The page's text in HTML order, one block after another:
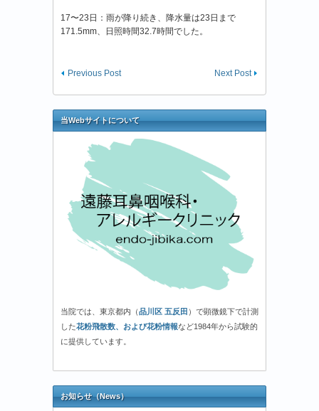
17〜23日：雨が降り続き、降水量は23日まで
171.5mm、日照時間32.7時間でした。
Next Post
Previous Post
当Webサイトについて
当院では、東京都内（品川区 五反田 ）で顕微鏡下で計測
した花粉飛散数、および花粉情報など1984年から試験的
に提供しています。
お知らせ（News）